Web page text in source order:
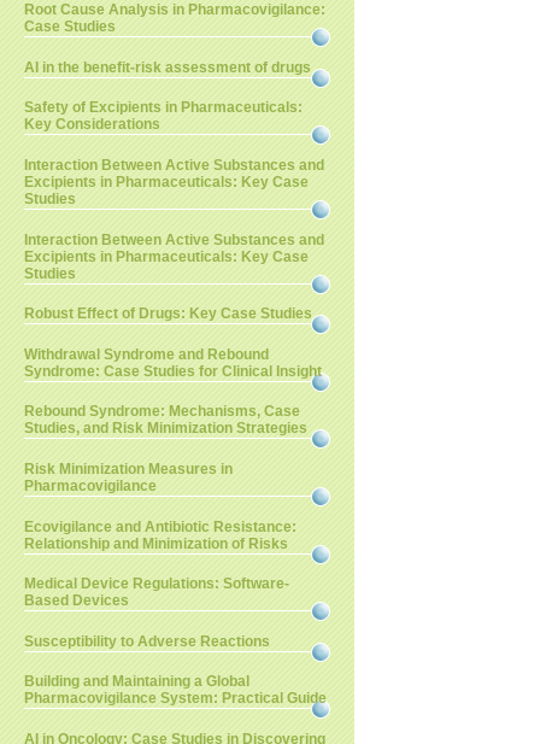
Root Cause Analysis in Pharmacovigilance:
Case Studies
AI in the benefit-risk assessment of drugs
Safety of Excipients in Pharmaceuticals:
Key Considerations
Interaction Between Active Substances and
Excipients in Pharmaceuticals: Key Case
Studies
Interaction Between Active Substances and
Excipients in Pharmaceuticals: Key Case
Studies
Robust Effect of Drugs: Key Case Studies
Withdrawal Syndrome and Rebound
Syndrome: Case Studies for Clinical Insight
Rebound Syndrome: Mechanisms, Case
Studies, and Risk Minimization Strategies
Risk Minimization Measures in
Pharmacovigilance
Ecovigilance and Antibiotic Resistance:
Relationship and Minimization of Risks
Medical Device Regulations: Software-
Based Devices
Susceptibility to Adverse Reactions
Building and Maintaining a Global
Pharmacovigilance System: Practical Guide
AI in Oncology: Case Studies in Discovering